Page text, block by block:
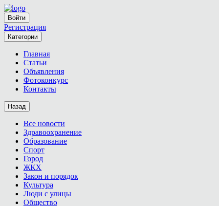
Войти
Регистрация
Категории
Главная
Статьи
Объявления
Фотоконкурс
Контакты
Назад
Все новости
Здравоохранение
Образование
Спорт
Город
ЖКХ
Закон и порядок
Культура
Люди с улицы
Общество